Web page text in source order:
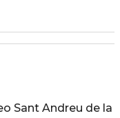
Sant Andreu de la